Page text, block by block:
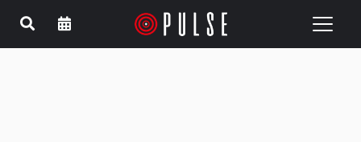
Toggle